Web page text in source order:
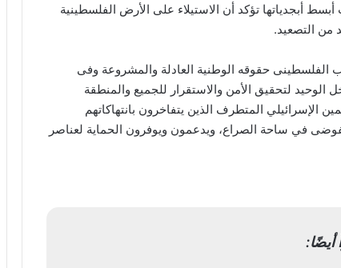
أبجدياتها تؤكد أن الاستيلاء على الأرض الفلسطينية
من التصعيد.
الفلسطينى حقوقه الوطنية العادلة والمشروعة وفى
لتحقيق الأمن والاستقرار للجميع والمنطقة
الإسرائيلي المتطرف الذين يتفاخرون بانتهاكاتهم
في ساحة الصراع، ويدعمون ويوفرون الحماية لعناصر
أيضًا: